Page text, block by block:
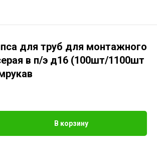
для труб для монтажного
в п/э д16 (100шт/1100шт
В корзину